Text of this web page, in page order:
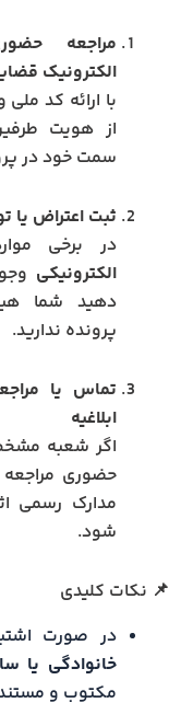
مراجعه
الکترونیک
با ارائه کد ملی
از هویت
سمت خود در
ثبت اعتراض یا
در برخی
الکترونیکی
دهید شما
پرونده ندارید.
تماس یا
ابلاغیه
اگر شعبه
حضوری
مدارک رسمی
شود.
📌 نکات کلیدی
در صورت
خانوادگی یا
مکتوب و مستند